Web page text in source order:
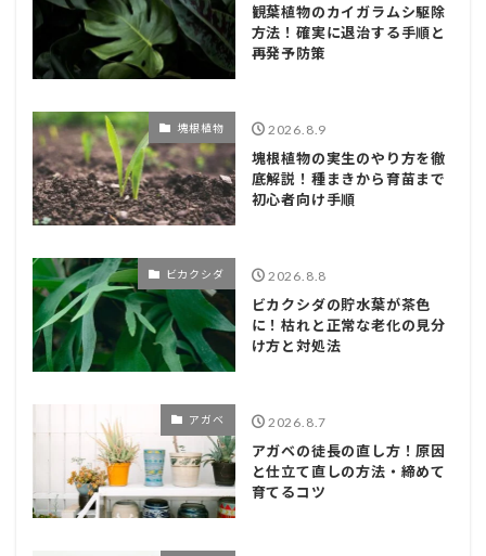
観葉植物のカイガラムシ駆除
方法！確実に退治する手順と
再発予防策
塊根植物 2026.8.9
塊根植物の実生のやり方を徹
底解説！種まきから育苗まで
初心者向け手順
ビカクシダ 2026.8.8
ビカクシダの貯水葉が茶色
に！枯れと正常な老化の見分
け方と対処法
アガベ 2026.8.7
アガベの徒長の直し方！原因
と仕立て直しの方法・締めて
育てるコツ